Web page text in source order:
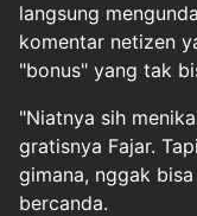
langsung
komentar netizen
"bonus" yang tak
"Niatnya sih
gratisnya Fajar.
gimana, nggak
bercanda.